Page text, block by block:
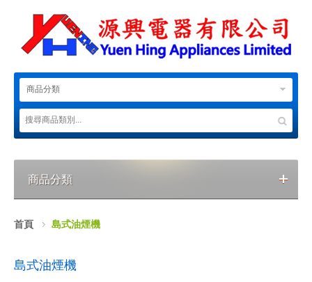
商品分類
商品分類
首頁 島式油煙機
島式油煙機